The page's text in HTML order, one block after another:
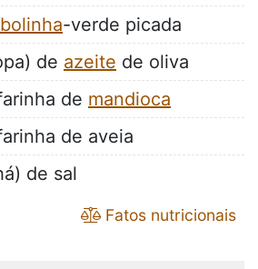
-verde picada
de azeite de oliva
de mandioca
de aveia
de sal
Fatos nutricionais